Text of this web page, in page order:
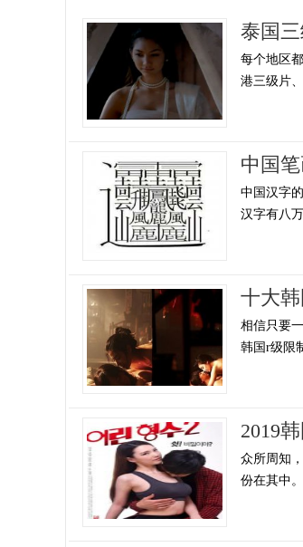
泰国
每个地区
港三级片
中国
中国汉字
汉字有八
十大
相信只要
韩国r级限
2019
众所周知
份在其中